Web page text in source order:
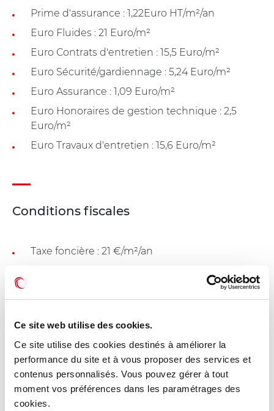
Ce site web utilise des cookies.
Ce site utilise des cookies destinés à améliorer la
performance du site et à vous proposer des services et
contenus personnalisés. Vous pouvez gérer à tout
moment vos préférences dans les paramétrages des
cookies.
Prime d'assurance : 1,22Euro HT/m²/an
Euro Fluides : 21 Euro/m²
Euro Contrats d'entretien : 15,5 Euro/m²
Euro Sécurité/gardiennage : 5,24 Euro/m²
Euro Assurance : 1,09 Euro/m²
Euro Honoraires de gestion technique : 2,5
Euro/m²
Euro Travaux d'entretien : 15,6 Euro/m²
Conditions fiscales
Taxe foncière : 21 €/m²/an
A 24 kilomètres de Paris
Autoroutes A12, A13 sortie 'Saint Quentin'
Autoroute A86 sortie n°6
Routes nationales 10 et 12